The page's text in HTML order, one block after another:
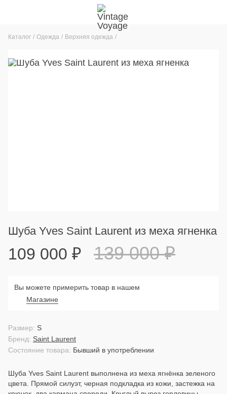
Каталог Одежда Верхняя одежда
Шуба Yves Saint Laurent из меха ягненка
109 000 ₽ 139 000₽
Вы можете примерить товар в нашем
Магазине
Состояние товара: Бывший в употреблении
Бренд: Saint Laurent
Размер: S
Шуба Yves Saint Laurent выполнена из меха ягнёнка зеленого
цвета. Прямой силуэт, черная подкладка из кожи, застежка на